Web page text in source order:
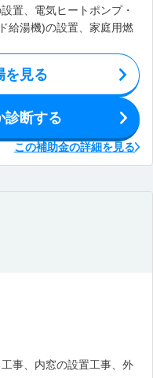
置、電気ヒートポンプ・
給湯機)の設置、家庭用燃
を見る
診断する
この補助金の詳細を見る
事、内窓の設置工事、外